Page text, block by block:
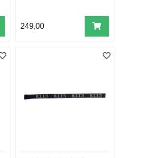
249,00